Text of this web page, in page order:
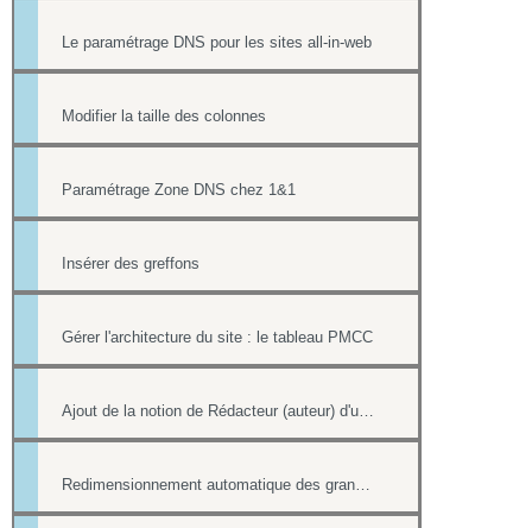
Le paramétrage DNS pour les sites all-in-web
Modifier la taille des colonnes
Paramétrage Zone DNS chez 1&1
Insérer des greffons
Gérer l'architecture du site : le tableau PMCC
Ajout de la notion de Rédacteur (auteur) d'une actualité
Redimensionnement automatique des grandes images